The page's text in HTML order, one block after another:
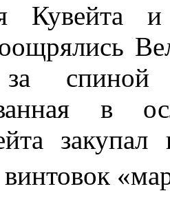
Кувейта
спиной
в
закупал